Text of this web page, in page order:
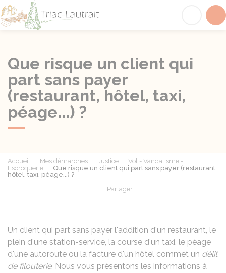
Que risque un client qui
part sans payer
(restaurant, hôtel, taxi,
péage...) ?
Accueil Mes démarches Justice
Vol - Vandalisme -
Escroquerie
Que risque un client qui part sans payer (restaurant,
hôtel, taxi, péage...) ?
Partager
Un client qui part sans payer l'addition d'un restaurant, le
plein d'une station-service, la course d'un taxi, le péage
d'une autoroute ou la facture d'un hôtel commet un délit
de filouterie. Nous vous présentons les informations à